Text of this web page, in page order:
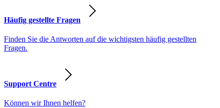
Häufig gestellte Fragen
Finden Sie die Antworten auf die wichtigsten häufig gestellten
Fragen.
Support Centre
Können wir Ihnen helfen?